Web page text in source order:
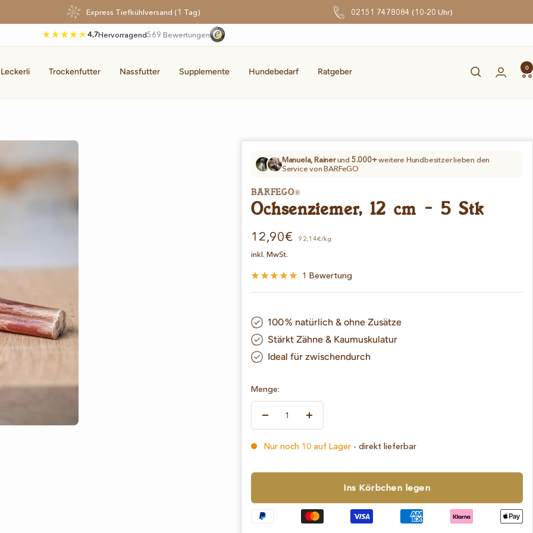
Express Tiefkühlversand (1 Tag) 02151 7478084 (10-20 Uhr)
4,7Hervorragend569 Bewertungen
Trockenfutter Nassfutter Supplemente Hundebedarf Ratgeber 0
Manuela, Rainerund 5.000+weitere Hundbesitzer lieben den
Service von BARFeGO
BARFEGO®
Ochsenziemer, 12 cm - 5 Stk
Angebotspreis
12,90€ 92,14€/kg
inkl. MwSt.
1 Bewertung
100 % natürlich & ohne Zusätze
Stärkt Zähne & Kaumuskulatur
Ideal für zwischendurch
Menge:
Menge
Menge
Nur noch 10 auf Lager - direkt lieferbar
Ins Körbchen legen